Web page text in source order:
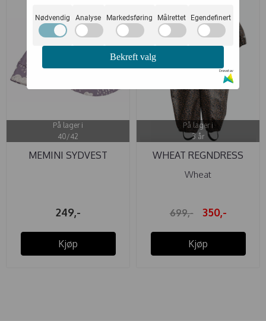
På lager i
40/42
MEMINI SYDVEST
249,-
Kjøp
På lager i
3 år
WHEAT REGNDRESS
MIKA GREYBLUE ...
Wheat
699,- 350,-
Kjøp
Nødvendig Analyse Markedsføring Målrettet Egendefinert
Bekreft valg
Drevet av